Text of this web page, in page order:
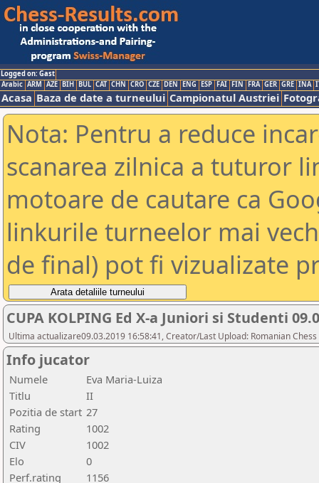
Logged on: Gast
Arabic ARM AZE BIH BUL CAT CHN CRO CZE DEN ENG ESP FAI FIN FRA GER GRE INA
Acasa Baza de date a turneului Campionatul Austriei
Nota: Pentru a reduce
scanarea zilnica a tuturor
motoare de cautare ca
linkurile turneelor mai
de final) pot fi vizualizate
CUPA KOLPING Ed X-a Juniori si Studenti
Ultima actualizare09.03.2019 16:58:41, Creator/Last Upload: Romanian
Info jucator
Numele
Eva Maria-Luiza
Titlu
II
Pozitia de start 27
Rating
1002
CIV
1002
Elo
0
Perf.rating
1156